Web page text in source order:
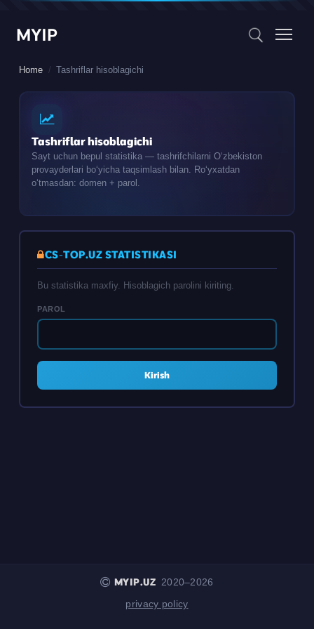
MYIP
Home Tashriflar hisoblagichi
Tashriflar hisoblagichi
Sayt uchun bepul statistika — tashrifchilarni Oʻzbekiston
provayderlari boʻyicha taqsimlash bilan. Roʻyxatdan
oʻtmasdan: domen + parol.
CS-TOP.UZ STATISTIKASI
Bu statistika maxfiy. Hisoblagich parolini kiriting.
PAROL
Kirish
MYIP.UZ 2020–2026
privacy policy